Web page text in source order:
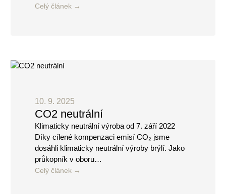
Celý článek
10. 9. 2025
CO2 neutrální
Klimaticky neutrální výroba od 7. září 2022
Díky cílené kompenzaci emisí CO₂ jsme
dosáhli klimaticky neutrální výroby brýlí. Jako
průkopník v oboru…
Celý článek